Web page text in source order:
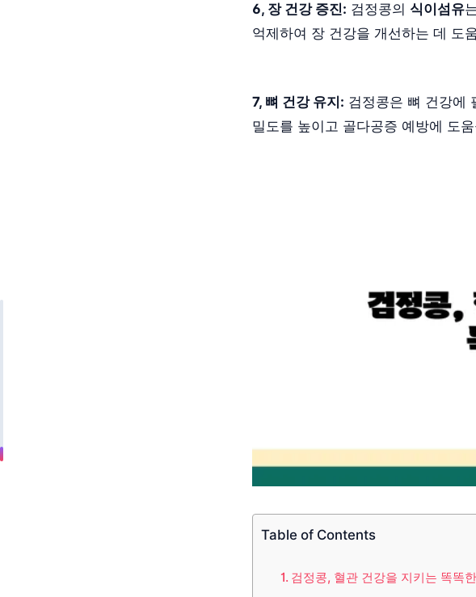
6, 장 건강 증진: 검정콩의 식이섬유
억제하여 장 건강을 개선하는 데 도
7, 뼈 건강 유지: 검정콩은 뼈 건강에
밀도를 높이고 골다공증 예방에 도
Table of Contents
검정콩, 혈관 건강을 지키는 똑똑